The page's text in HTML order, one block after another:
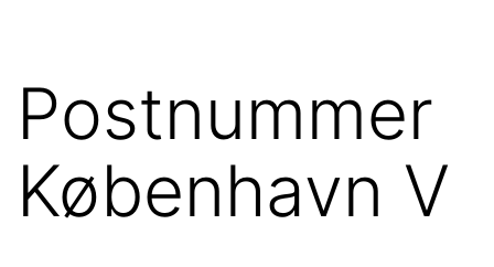
Postnummer
København V